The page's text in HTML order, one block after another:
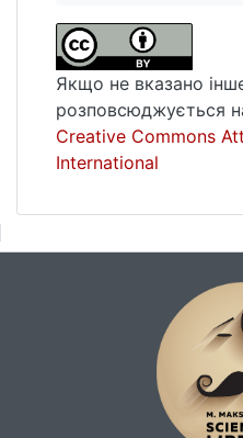
Якщо не вказано
розповсюджується
Creative Commons
International